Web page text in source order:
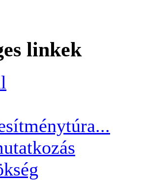
linkek